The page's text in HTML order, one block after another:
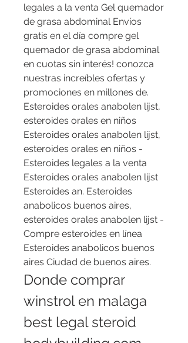
legales a la venta Gel quemador
de grasa abdominal Envíos
gratis en el día compre gel
quemador de grasa abdominal
en cuotas sin interés! conozca
nuestras increíbles ofertas y
promociones en millones de.
Esteroides orales anabolen lijst,
esteroides orales en niños
Esteroides orales anabolen lijst,
esteroides orales en niños -
Esteroides legales a la venta
Esteroides orales anabolen lijst
Esteroides an. Esteroides
anabolicos buenos aires,
esteroides orales anabolen lijst -
Compre esteroides en línea
Esteroides anabolicos buenos
aires Ciudad de buenos aires.
Donde comprar
winstrol en malaga
best legal steroid